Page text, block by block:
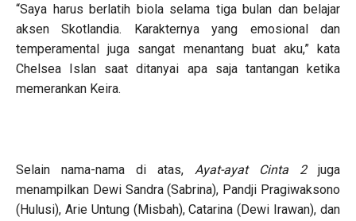
“Saya harus berlatih biola selama tiga bulan dan belajar
aksen Skotlandia. Karakternya yang emosional dan
temperamental juga sangat menantang buat aku,” kata
Chelsea Islan saat ditanyai apa saja tantangan ketika
memerankan Keira.
Selain nama-nama di atas, Ayat-ayat Cinta 2 juga
menampilkan Dewi Sandra (Sabrina), Pandji Pragiwaksono
(Hulusi), Arie Untung (Misbah), Catarina (Dewi Irawan), dan